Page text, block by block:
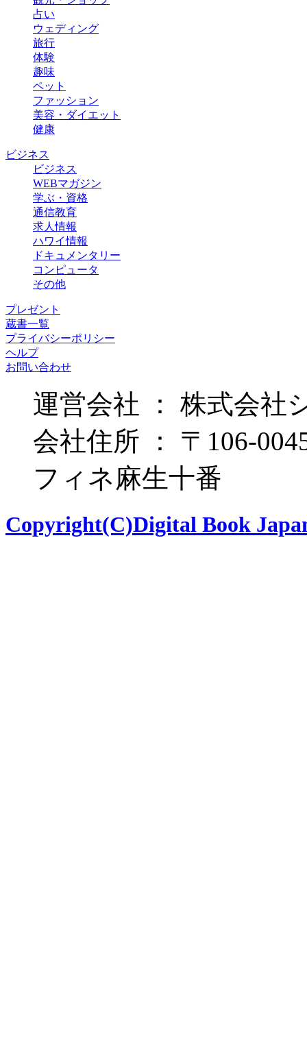
占い
ウェディング
旅行
体験
趣味
ペット
ファッション
美容・ダイエット
健康
ビジネス
ビジネス
WEBマガジン
学ぶ・資格
通信教育
求人情報
ハワイ情報
ドキュメンタリー
コンピュータ
その他
プレゼント
蔵書一覧
プライバシーポリシー
ヘルプ
お問い合わせ
運営会社 ： 株式会社
会社住所 ： 〒106-
フィネ麻生十番
Copyright(C)Digital Book